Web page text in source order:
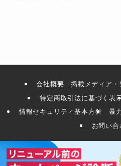
会社概要
掲載メディア
特定商取引法に基づく表
情報セキュリティ基本方針
暴
お問い合
2019